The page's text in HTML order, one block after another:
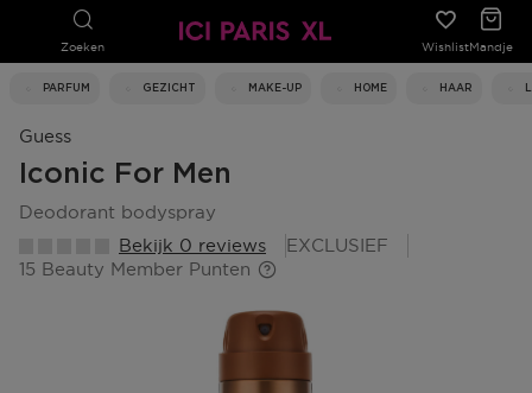
Zoeken WishlistMandje
PARFUM GEZICHT MAKE-UP HOME HAAR
Guess
Iconic For Men
deodorant bodyspray
Bekijk 0 reviews
EXCLUSIEF
15 Beauty Member Punten